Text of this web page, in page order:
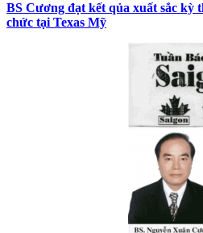
BS Cương đạt kết qủa xuất sắc kỳ
chức tại Texas Mỹ